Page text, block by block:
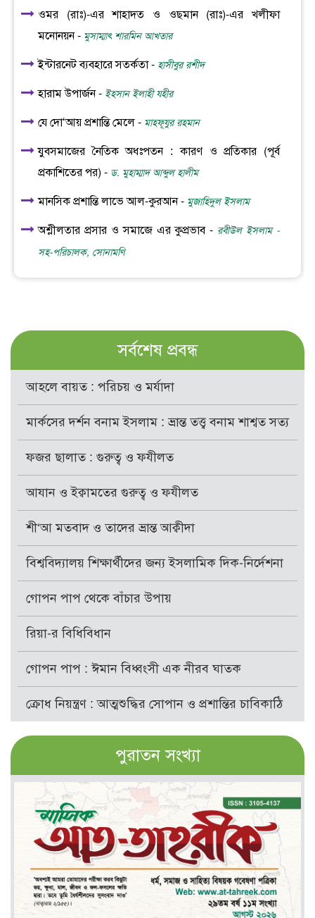
ওমর (রাঃ)-এর শাহাদত ও ওছমান (রাঃ)-এর খলীফা
মনোনয়ন - মুসাম্মাৎ শারমিন আখতার
ইন্টারনেট ব্যবহারে সতর্কতা - হাসীবুর রশীদ
হারাম উপার্জন - ইহসান ইলাহী যহীর
যে দো‘আয় প্রশান্তি মেলে - মাহফূযুর রহমান
যুবসমাজের নৈতিক অধঃপতন : কারণ ও প্রতিকার (পূর্ব
প্রকাশিতের পর) - ড. মুহাম্মাদ আব্দুল হালীম
মানসিক প্রশান্তি লাভে আল-কুরআন - মুজাহিদুল ইসলাম
অশ্লীলতার প্রসার ও সমাজে এর কুপ্রভাব - রবীউল ইসলাম -
সহ-পরিচালক, সোনামণি
সর্বশেষ প্রবন্ধ
আহলে বায়ত : পরিচয় ও মর্যাদা
মার্কসের দর্শন বনাম ইসলাম : ভ্রান্ত তত্ত্ব বনাম শাশ্বত সত্য
ফজর ছালাত : গুরুত্ব ও ফযীলত
আযান ও ইক্বামতের গুরুত্ব ও ফযীলত
শী‘আ মতবাদ ও তাদের ভ্রান্ত আক্বীদা
বিশ্ববিদ্যালয় শিক্ষার্থীদের জন্য ইসলামিক দিক-নির্দেশনা
গোপন পাপ থেকে বাঁচার উপায়
রিয়া-র বিধিবিধান
গোপন পাপ : ঈমান বিধ্বংসী এক নীরব ঘাতক
ক্রোধ নিয়ন্ত্রণ : আত্মশুদ্ধির সোপান ও প্রশান্তির চাবিকাঠি
পুরাতন সংখ্যা